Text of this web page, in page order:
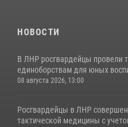
НОВОСТИ
В ЛНР росгвардейцы провели
единоборствам для юных
08 августа 2026, 13:00
Росгвардейцы в ЛНР
тактической медицины с